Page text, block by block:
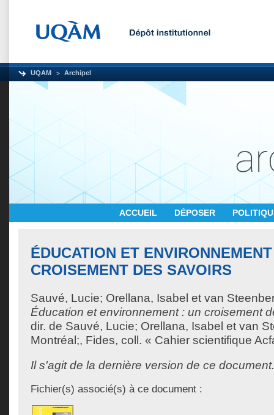
UQAM Archipel
ACCUEIL DÉPOSER
ÉDUCATION ET
CROISEMENT DES SAVOIRS
Sauvé, Lucie; Orellana, Isabel et van
Éducation et environnement : un croisement
dir. de Sauvé, Lucie; Orellana, Isabel et van
Montréal;, Fides, coll. « Cahier scientifique
Il s'agit de la dernière version de ce document.
Fichier(s) associé(s) à ce document :